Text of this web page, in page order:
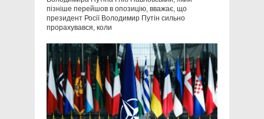
пізніше перейшов в опозицію, вважає, що
президент Росії Володимир Путін сильно
прорахувався, коли